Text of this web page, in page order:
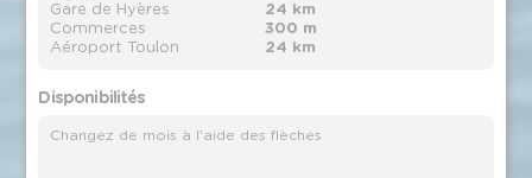
Gare de Hyères
24 km
Commerces
300 m
Aéroport Toulon
24 km
Disponibilités
Changez de mois à l'aide des flèches